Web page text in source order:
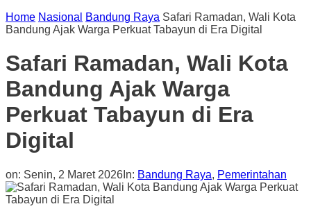
Home Nasional Bandung Raya Safari Ramadan, Wali Kota
Bandung Ajak Warga Perkuat Tabayun di Era Digital
Safari Ramadan, Wali Kota
Bandung Ajak Warga
Perkuat Tabayun di Era
Digital
on: Senin, 2 Maret 2026 In: Bandung Raya, Pemerintahan